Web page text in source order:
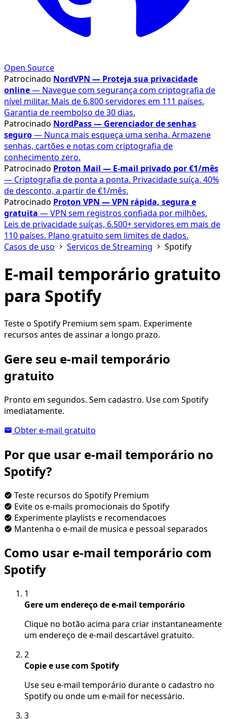
Open Source
Patrocinado NordVPN — Proteja sua privacidade
online— Navegue com segurança com criptografia de
nível militar. Mais de 6.800 servidores em 111 países.
Garantia de reembolso de 30 dias.
Patrocinado NordPass — Gerenciador de senhas
seguro— Nunca mais esqueça uma senha. Armazene
senhas, cartões e notas com criptografia de
conhecimento zero.
Patrocinado Proton Mail — E-mail privado por €1/mês
— Criptografia de ponta a ponta. Privacidade suíça. 40%
de desconto, a partir de €1/mês.
Patrocinado Proton VPN — VPN rápida, segura e
gratuita — VPN sem registros confiada por milhões.
Leis de privacidade suíças, 6.500+ servidores em mais de
110 países. Plano gratuito sem limites de dados.
Casos de uso
Servicos de Streaming Spotify
E-mail temporário gratuito
para Spotify
Teste o Spotify Premium sem spam. Experimente
recursos antes de assinar a longo prazo.
Gere seu e-mail temporário
gratuito
Pronto em segundos. Sem cadastro. Use com Spotify
imediatamente.
Obter e-mail gratuito
Por que usar e-mail temporário no
Spotify?
Teste recursos do Spotify Premium
Evite os e-mails promocionais do Spotify
Experimente playlists e recomendacoes
Mantenha o e-mail de musica e pessoal separados
Como usar e-mail temporário com
Spotify
1
Gere um endereço de e-mail temporário
Clique no botão acima para criar instantaneamente
um endereço de e-mail descartável gratuito.
2
Copie e use com Spotify
Use seu e-mail temporário durante o cadastro no
Spotify ou onde um e-mail for necessário.
3